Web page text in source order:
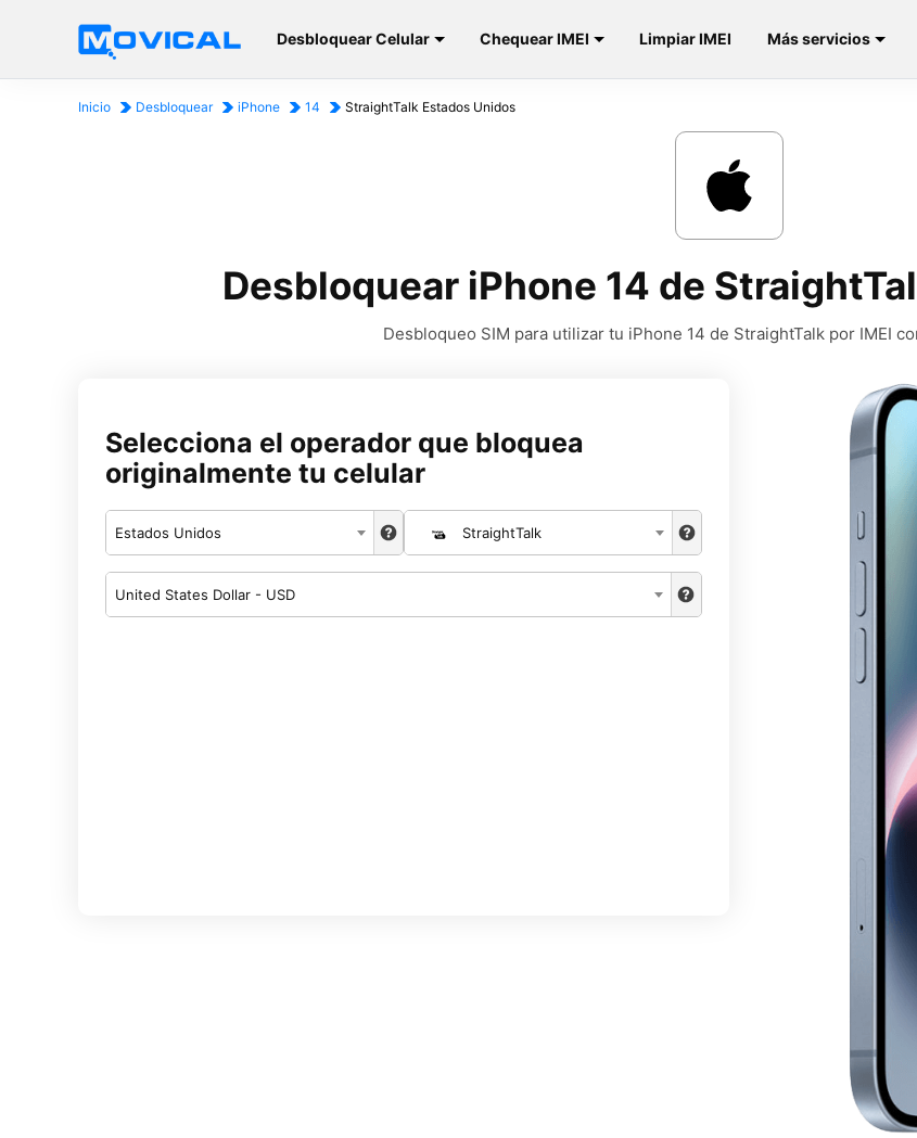
Desbloquear Celular Chequear IMEI Limpiar IMEI Más servicios
Inicio Desbloquear iPhone 14 StraightTalk Estados Unidos
Desbloquear iPhone 14 de
Desbloqueo SIM para utilizar tu iPhone 14 de StraightTalk por IMEI
Selecciona el operador que bloquea
originalmente tu celular
Estados Unidos StraightTalk
United States Dollar - USD